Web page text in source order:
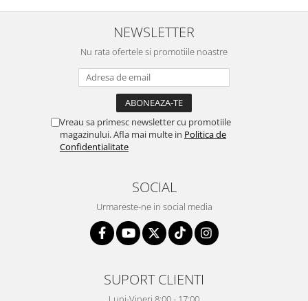
NEWSLETTER
Nu rata ofertele si promotiile noastre
Vreau sa primesc newsletter cu promotiile
magazinului. Afla mai multe in Politica de
Confidentialitate
SOCIAL
Urmareste-ne in social media
SUPORT CLIENTI